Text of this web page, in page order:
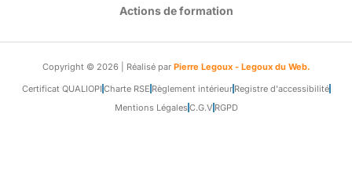
Actions de formation
Copyright © 2026 | Réalisé par Pierre Legoux - Legoux du Web.
Certificat QUALIOPI Charte RSE Règlement intérieur Registre d'accessibilité
Mentions LégalesC.G.V RGPD